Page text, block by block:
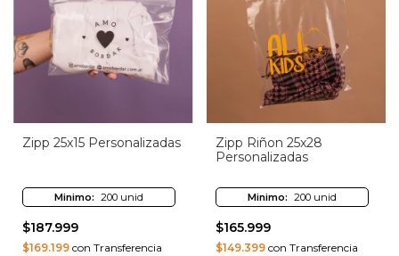
Zipp 25x15 Personalizadas
Minimo: 200 unid
$187.999
$169.199 con Transferencia
Zipp Riñon 25x28
Personalizadas
Minimo: 200 unid
$165.999
$149.399con Transferencia